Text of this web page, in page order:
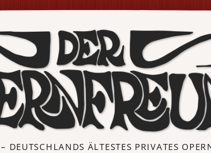
DEUTSCHLANDS ÄLTESTES PRIVATES